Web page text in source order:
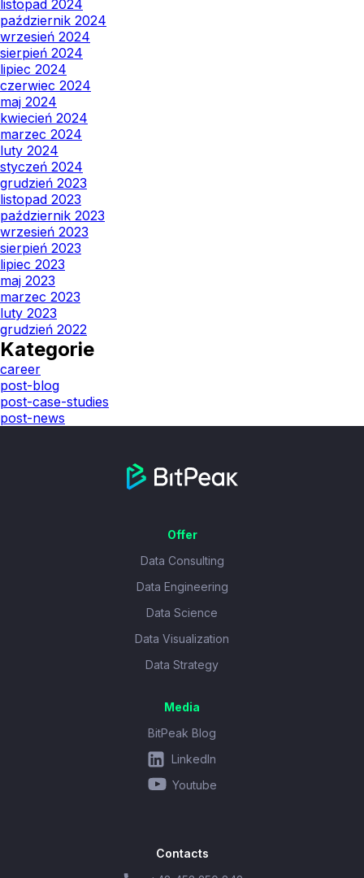
listopad 2024
październik 2024
wrzesień 2024
sierpień 2024
lipiec 2024
czerwiec 2024
maj 2024
kwiecień 2024
marzec 2024
luty 2024
styczeń 2024
grudzień 2023
listopad 2023
październik 2023
wrzesień 2023
sierpień 2023
lipiec 2023
maj 2023
marzec 2023
luty 2023
grudzień 2022
Kategorie
career
post-blog
post-case-studies
post-news
Offer
Data Consulting
Data Engineering
Data Science
Data Visualization
Data Strategy
Media
BitPeak Blog
LinkedIn
Youtube
Contacts